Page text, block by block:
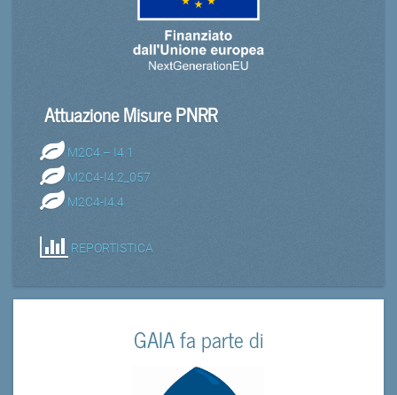
Attuazione Misure PNRR
M2C4 – I4.1
M2C4-I4.2_057
M2C4-I4.4
REPORTISTICA
GAIA fa parte di